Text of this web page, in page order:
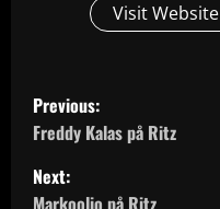
Visit Website
P
o
s
Previous:
Freddy Kalas på Ritz
Next: